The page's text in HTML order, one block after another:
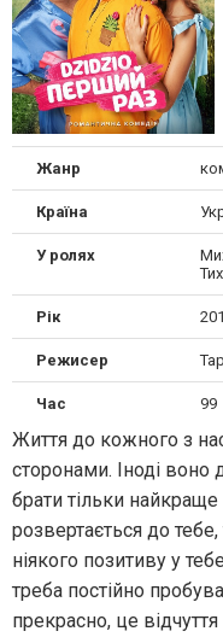
Жанр
Країна
У ролях
Рік
Режисер
Час 99
Життя до кожного з
сторонами. Іноді
брати тільки
розвертається до
ніякого позитиву у
треба постійно
прекрасно, це